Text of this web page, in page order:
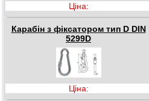
Ціна:
Карабін з фіксатором тип D DIN
5299D
Ціна: